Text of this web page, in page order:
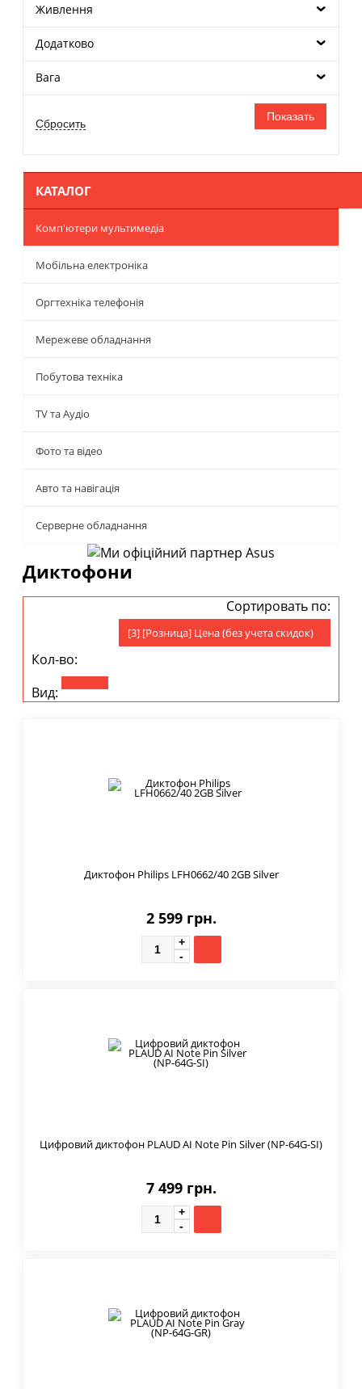
Живлення
Додатково
Вага
КАТАЛОГ
Комп'ютери мультимедіа
Мобільна електроніка
Оргтехніка телефонія
Мережеве обладнання
Побутова техніка
TV та Аудіо
Фото та відео
Авто та навігація
Серверне обладнання
Диктофони
Сортировать по:
[3] [Розница] Цена (без учета скидок)
Кол-во:
Вид:
Диктофон Philips LFH0662/40 2GB Silver
2 599 грн.
Цифровий диктофон PLAUD AI Note Pin Silver (NP-64G-SI)
7 499 грн.